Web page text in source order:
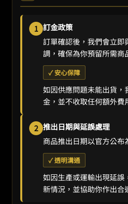
1 訂金政策
訂單確認後，我們會立即
調，確保為你預留所需商
✓ 安心保障
如因供應問題未能出貨，
金，並不收取任何額外費
2 推出日期與延誤處理
商品推出日期以官方公布
✓ 透明溝通
如因生產或運輸出現延誤
新情況，並協助你作出合